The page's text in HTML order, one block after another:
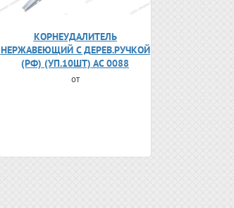
КОРНЕУДАЛИТЕЛЬ
НЕРЖАВЕЮЩИЙ С ДЕРЕВ.РУЧКОЙ
(РФ) (УП.10ШТ) АС 0088
от